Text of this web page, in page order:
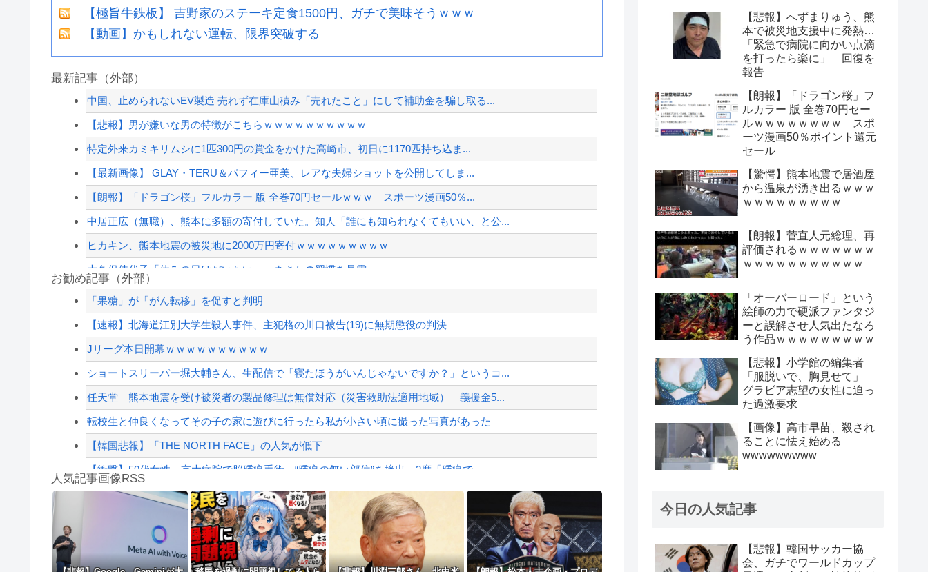
【極旨牛鉄板】 吉野家のステーキ定食1500円、ガチで美味そうｗｗｗ
【動画】かもしれない運転、限界突破する
最新記事（外部）
中国、止められないEV製造 売れず在庫山積み「売れたこと」にして補助金を騙し取る...
【悲報】男が嫌いな男の特徴がこちらｗｗｗｗｗｗｗｗｗｗ
特定外来カミキリムシに1匹300円の賞金をかけた高崎市、初日に1170匹持ち込ま...
【最新画像】 GLAY・TERU＆パフィー亜美、レアな夫婦ショットを公開してしま...
【朗報】「ドラゴン桜」フルカラー 版 全巻70円セールｗｗｗ スポーツ漫画50％...
中居正広（無職）、熊本に多額の寄付していた。知人「誰にも知られなくてもいい、と公...
ヒカキン、熊本地震の被災地に2000万円寄付ｗｗｗｗｗｗｗｗｗ
大久保佳代子「休みの日はだいたい…」まさかの習慣を暴露ｗｗｗ
【速報】憂国の士河合ゆうすけ議員、埼玉県知事選に立候補表明
イオン爆発事故の遺族、社長発言にブチギレ「本当のことを話して」
【速報】外人の医療費未払いが多すぎたので病院が外人の治療を断るようになってしまう
テスラ車を購入しようとしたユーザー、現車を処分して代金を支払い、平日の納車日に予...
【配信者】「金バエ」のSNS更新が1週間途絶え、様々な憶測が飛び交う。1週間ぶり...
【緊急速報】NYで警官が黒人男性の首を絞め、暴動第二波不可避へ
Powered by livedoor 相互RSS
お勧め記事（外部）
「果糖」が「がん転移」を促すと判明
【速報】北海道江別大学生殺人事件、主犯格の川口被告(19)に無期懲役の判決
Jリーグ本日開幕ｗｗｗｗｗｗｗｗｗｗ
ショートスリーパー堀大輔さん、生配信で「寝たほうがいんじゃないですか？」というコ...
任天堂 熊本地震を受け被災者の製品修理は無償対応（災害救助法適用地域） 義援金5...
転校生と仲良くなってその子の家に遊びに行ったら私が小さい頃に撮った写真があった
【韓国悲報】「THE NORTH FACE」の人気が低下
【衝撃】50代女性、京大病院で脳腫瘍手術→“腫瘍の無い部位”を摘出 2度「腫瘍で...
魔王「俺の体臭がやばい」
【動画】自動ドアの仕組みを理解した富山のツバメが賢い。
8/4のニュース
日本旅行キャンセルすべきか…1万年ぶり史上最大級の火山の兆し＝韓国の反応
人気記事画像RSS
【悲報】へずまりゅう、熊
本で被災地支援中に発熱…
「緊急で病院に向かい点滴
を打ったら楽に」 回復を
報告
【朗報】「ドラゴン桜」フ
ルカラー 版 全巻70円セー
ルｗｗｗｗｗｗｗｗ スポ
ーツ漫画50％ポイント還元
セール
【驚愕】熊本地震で居酒屋
から温泉が湧き出るｗｗｗ
ｗｗｗｗｗｗｗｗｗ
【朗報】菅直人元総理、再
評価されるｗｗｗｗｗｗｗ
ｗｗｗｗｗｗｗｗｗｗｗ
「オーバーロード」という
絵師の力で硬派ファンタジ
ーと誤解させ人気出たなろ
う作品ｗｗｗｗｗｗｗｗｗ
【悲報】小学館の編集者
「服脱いで、胸見せて」
グラビア志望の女性に迫っ
た過激要求
【画像】高市早苗、殺され
ることに怯え始める
wwwwwwwww
今日の人気記事
【悲報】韓国サッカー協
会、ガチでワールドカップ